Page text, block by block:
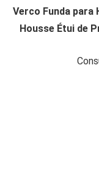
Verco Funda para
Housse Étui de